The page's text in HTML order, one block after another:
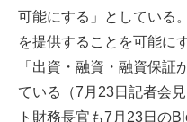
可能にする」としている
を提供することを可能に
「出資・融資・融資保証
ている（7月23日記者会
ト財務長官も7月23日の